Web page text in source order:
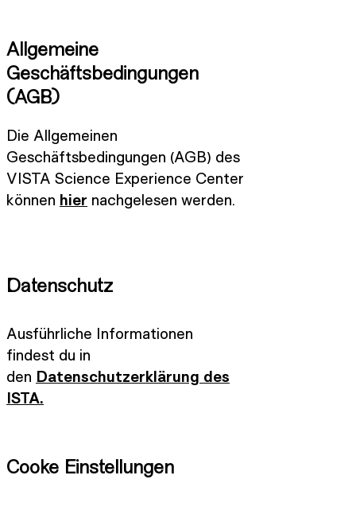
Allgemeine
Geschäftsbedingungen
(AGB)
Die Allgemeinen
Geschäftsbedingungen (AGB) des
VISTA Science Experience Center
können hier nachgelesen werden.
Datenschutz
Ausführliche Informationen
findest du in
den Datenschutzerklärung des
ISTA.
Cooke Einstellungen